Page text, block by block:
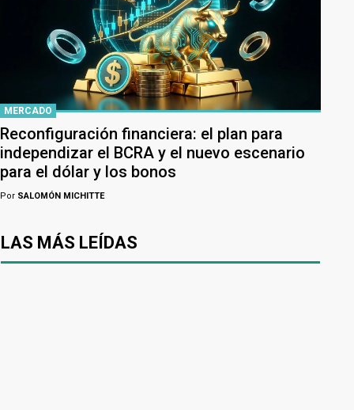
MERCADO
Reconfiguración financiera: el plan para
independizar el BCRA y el nuevo escenario
para el dólar y los bonos
Por SALOMÓN MICHITTE
LAS MÁS LEÍDAS